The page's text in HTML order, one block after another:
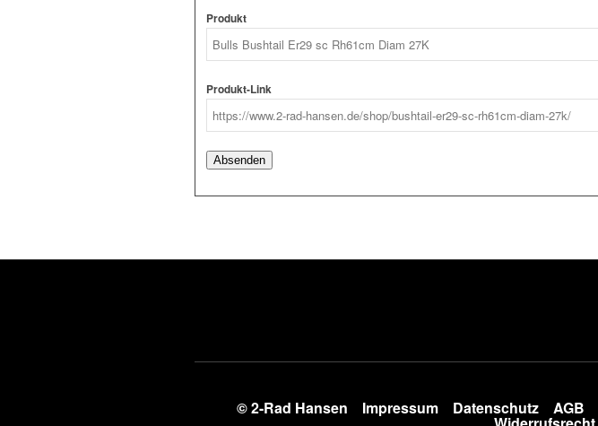
Link
Produkt
Produkt-Link
Absenden
© 2-Rad Hansen Impressum Datenschutz AGB